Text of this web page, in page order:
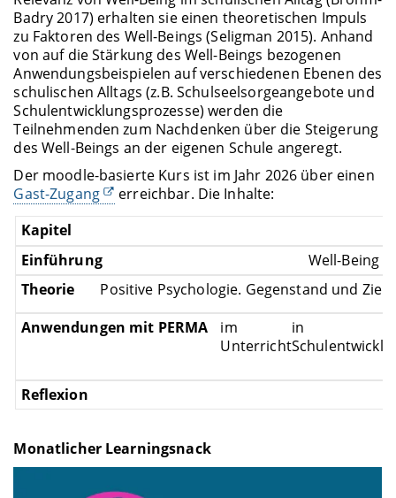
Badry 2017) erhalten sie einen theoretischen Impuls
zu Faktoren des Well-Beings (Seligman 2015). Anhand
von auf die Stärkung des Well-Beings bezogenen
Anwendungsbeispielen auf verschiedenen Ebenen des
schulischen Alltags (z.B. Schulseelsorgeangebote und
Schulentwicklungsprozesse) werden die
Teilnehmenden zum Nachdenken über die Steigerung
des Well-Beings an der eigenen Schule angeregt.
Der moodle-basierte Kurs ist im Jahr 2026 über einen
Gast-Zugang
erreichbar. Die Inhalte:
Well-Being
Positive Psychologie. Gegenstand und
im
Unterricht
in
Monatlicher Learningsnack